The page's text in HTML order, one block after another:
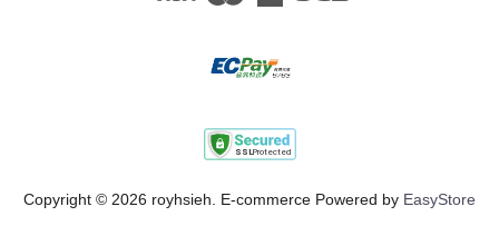
Copyright © 2026 royhsieh. E-commerce Powered by EasyStore